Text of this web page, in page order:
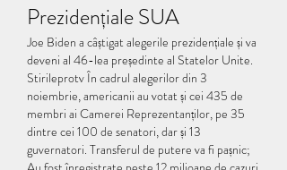
Prezidențiale SUA
Joe Biden a câștigat alegerile prezidențiale și va
deveni al 46-lea președinte al Statelor Unite.
Stirileprotv În cadrul alegerilor din 3
noiembrie, americanii au votat și cei 435 de
membri ai Camerei Reprezentanților, pe 35
dintre cei 100 de senatori, dar și 13
guvernatori. Transferul de putere va fi pașnic;